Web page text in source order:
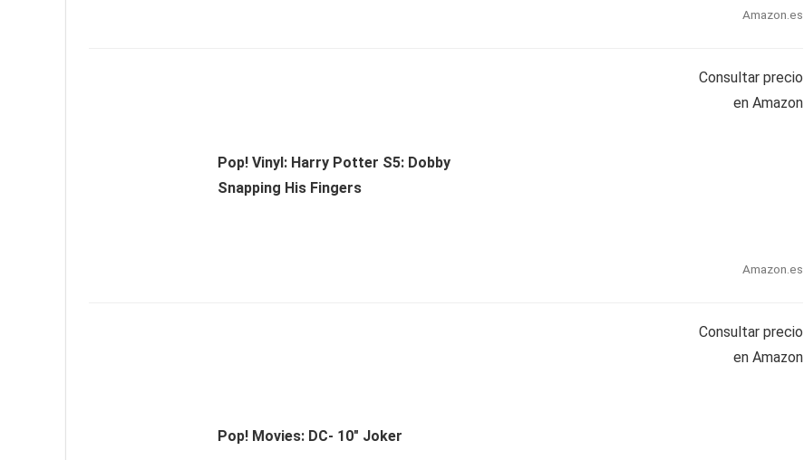
Amazon.es
Pop! Vinyl: Harry Potter S5: Dobby
Snapping His Fingers
Consultar precio
en Amazon
Amazon.es
Pop! Movies: DC- 10" Joker
Consultar precio
en Amazon